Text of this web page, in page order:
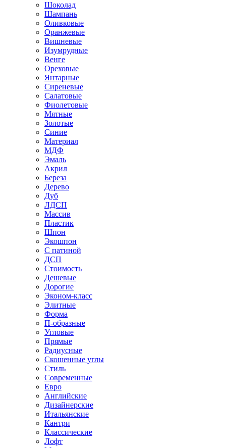
Шоколад
Шампань
Оливковые
Оранжевые
Вишневые
Изумрудные
Венге
Ореховые
Янтарные
Сиреневые
Салатовые
Фиолетовые
Мятные
Золотые
Синие
Материал
МДФ
Эмаль
Акрил
Береза
Дерево
Дуб
ЛДСП
Массив
Пластик
Шпон
Экошпон
С патиной
ДСП
Стоимость
Дешевые
Дорогие
Эконом-класс
Элитные
Форма
П-образные
Угловые
Прямые
Радиусные
Скошенные углы
Стиль
Современные
Евро
Английские
Дизайнерские
Итальянские
Кантри
Классические
Лофт